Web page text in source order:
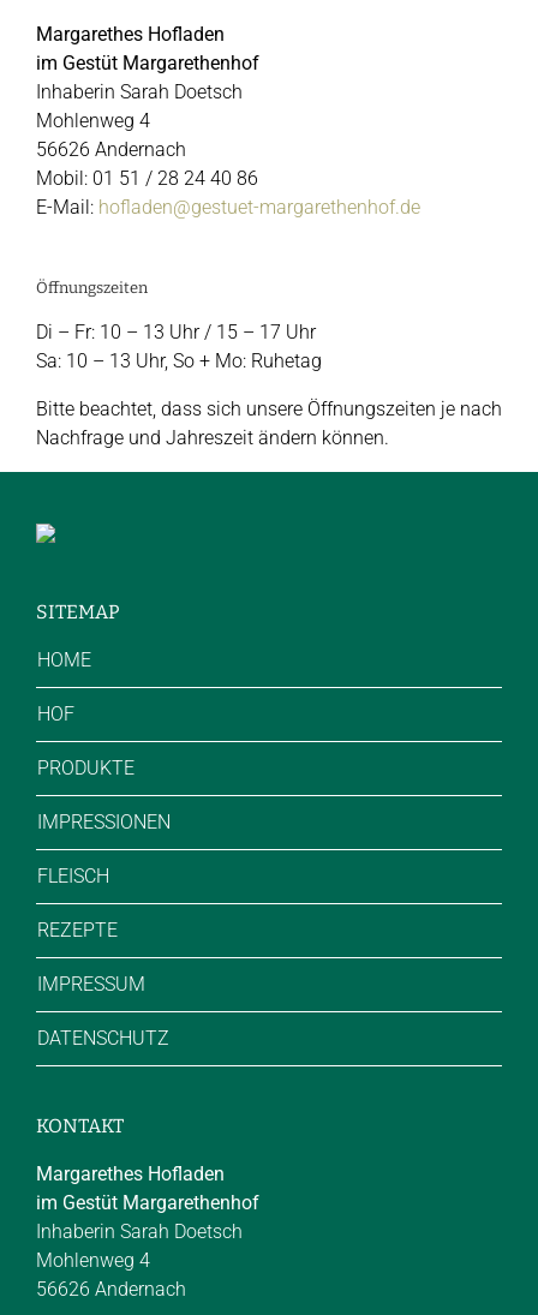
Margarethes Hofladen
im Gestüt Margarethenhof
Inhaberin Sarah Doetsch
Mohlenweg 4
56626 Andernach
Mobil: 01 51 / 28 24 40 86
E-Mail: hofladen@gestuet-margarethenhof.de
Öffnungszeiten
Di – Fr: 10 – 13 Uhr / 15 – 17 Uhr
Sa: 10 – 13 Uhr, So + Mo: Ruhetag
Bitte beachtet, dass sich unsere Öffnungszeiten je nach
Nachfrage und Jahreszeit ändern können.
SITEMAP
HOME
HOF
PRODUKTE
IMPRESSIONEN
FLEISCH
REZEPTE
IMPRESSUM
DATENSCHUTZ
KONTAKT
Margarethes Hofladen
im Gestüt Margarethenhof
Inhaberin Sarah Doetsch
Mohlenweg 4
56626 Andernach